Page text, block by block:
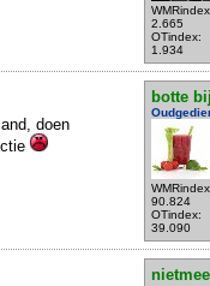
2.665
OTindex:
1.934
botte
90.824
OTindex:
39.090
doen